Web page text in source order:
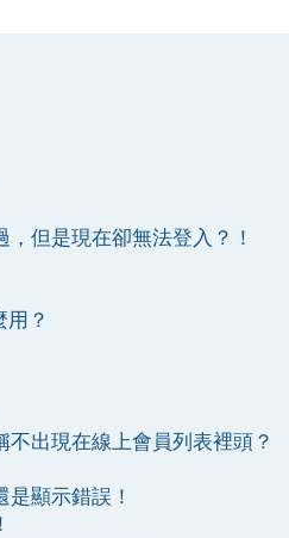
但是現在卻無法登入？！
用？
出現在線上會員列表裡頭？
顯示錯誤！